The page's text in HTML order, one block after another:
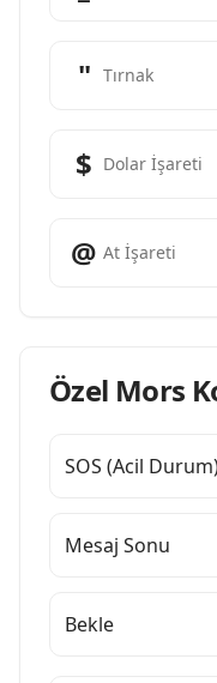
" Tırnak
$ Dolar İşareti
@ At İşareti
Özel Mors
SOS (Acil
Mesaj Sonu
Bekle